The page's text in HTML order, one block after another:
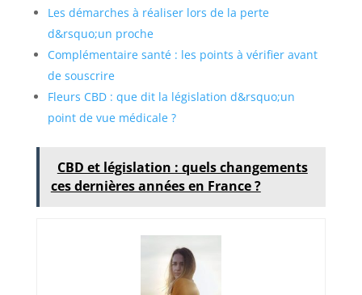
Les démarches à réaliser lors de la perte
d&rsquo;un proche
Complémentaire santé : les points à vérifier avant
de souscrire
Fleurs CBD : que dit la législation d&rsquo;un
point de vue médicale ?
CBD et législation : quels changements
ces dernières années en France ?